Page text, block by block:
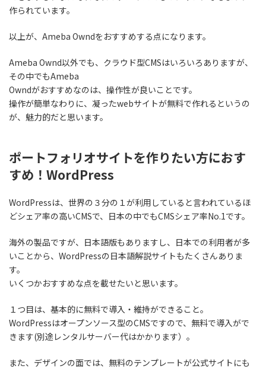
作られています。
以上が、Ameba Owndをおすすめする点になります。
Ameba Ownd以外でも、クラウド型CMSはいろいろありますが、
その中でもAmeba
Owndがおすすめなのは、操作性が良いことです。
操作が簡単なわりに、凝ったwebサイトが無料で作れるというの
が、魅力的だと思います。
ポートフォリオサイトを作りたい方におす
すめ！WordPress
WordPressは、世界の３分の１が利用していると言われているほ
どシェア率の高いCMSで、日本の中でもCMSシェア率No.1です。
海外の製品ですが、日本語版もありますし、日本での利用者が多
いことから、WordPressの日本語解説サイトもたくさんありま
す。
いくつかおすすめな点を載せたいと思います。
１つ目は、基本的に無料で導入・維持ができること。
WordPressはオープンソース型のCMSですので、無料で導入がで
きます(別途レンタルサーバー代はかかります）。
また、デザインの面では、無料のテンプレートが公式サイトにも